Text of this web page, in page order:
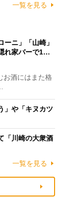
一覧を見る
ーニ」「山崎」
れ家バーで1…
お酒にはまた格
」や「キヌカツ
「川崎の大衆酒
一覧を見る